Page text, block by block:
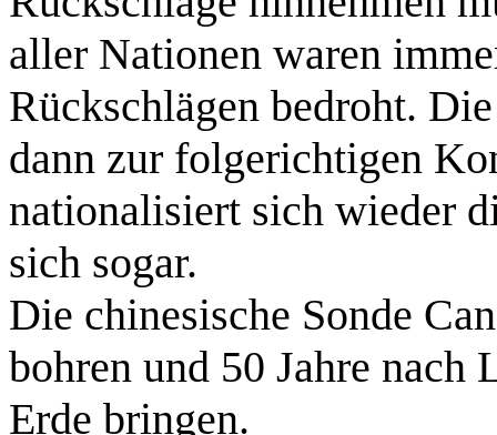
aller Nationen waren
Rückschlägen bedroht.
dann zur folgerichtigen
nationalisiert sich wieder
sich sogar.
Die chinesische Sonde
bohren und 50 Jahre nach
Erde bringen.